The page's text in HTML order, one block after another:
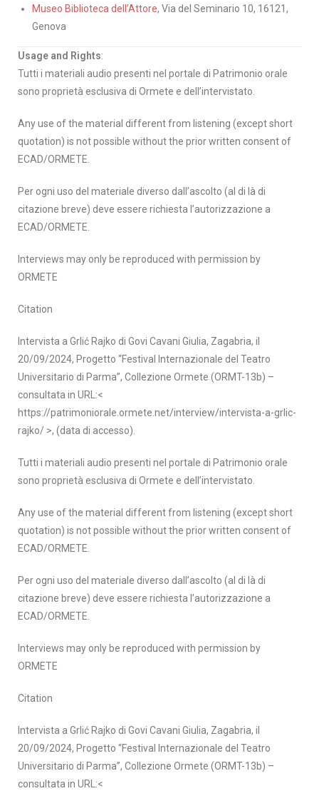
Museo Biblioteca dell’Attore, Via del Seminario 10, 16121,
Genova
Usage and Rights:
Tutti i materiali audio presenti nel portale di Patrimonio orale
sono proprietà esclusiva di Ormete e dell’intervistato.
Any use of the material different from listening (except short
quotation) is not possible without the prior written consent of
ECAD/ORMETE.
Per ogni uso del materiale diverso dall’ascolto (al di là di
citazione breve) deve essere richiesta l’autorizzazione a
ECAD/ORMETE.
Interviews may only be reproduced with permission by
ORMETE
Citation
Intervista a Grlić Rajko di Govi Cavani Giulia, Zagabria, il
20/09/2024, Progetto “Festival Internazionale del Teatro
Universitario di Parma”, Collezione Ormete (ORMT-13b) –
consultata in URL:<
https://patrimoniorale.ormete.net/interview/intervista-a-grlic-
rajko/ >, (data di accesso).
Tutti i materiali audio presenti nel portale di Patrimonio orale
sono proprietà esclusiva di Ormete e dell’intervistato.
Any use of the material different from listening (except short
quotation) is not possible without the prior written consent of
ECAD/ORMETE.
Per ogni uso del materiale diverso dall’ascolto (al di là di
citazione breve) deve essere richiesta l’autorizzazione a
ECAD/ORMETE.
Interviews may only be reproduced with permission by
ORMETE
Citation
Intervista a Grlić Rajko di Govi Cavani Giulia, Zagabria, il
20/09/2024, Progetto “Festival Internazionale del Teatro
Universitario di Parma”, Collezione Ormete (ORMT-13b) –
consultata in URL:<